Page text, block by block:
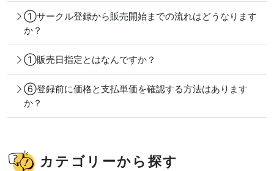
①サークル登録から販売開始までの流れはどうなります
か？
①販売日指定とはなんですか？
⑥登録前に価格と支払単価を確認する方法はあります
か？
カテゴリーから探す